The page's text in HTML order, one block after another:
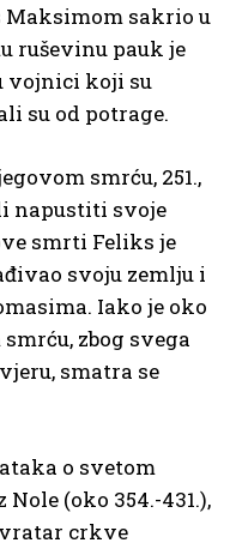
Maksimom sakrio u
ruševinu pauk je
vojnici koji su
su od potrage.
smrću, 251.,
napustiti svoje
smrti Feliks je
svoju zemlju i
Iako je oko
zbog svega
smatra se
o svetom
(oko 354.-431.),
vratar crkve